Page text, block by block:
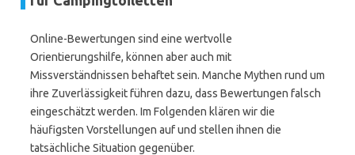
Online-Bewertungen sind eine wertvolle
Orientierungshilfe, können aber auch mit
Missverständnissen behaftet sein. Manche Mythen rund um
ihre Zuverlässigkeit führen dazu, dass Bewertungen falsch
eingeschätzt werden. Im Folgenden klären wir die
häufigsten Vorstellungen auf und stellen ihnen die
tatsächliche Situation gegenüber.